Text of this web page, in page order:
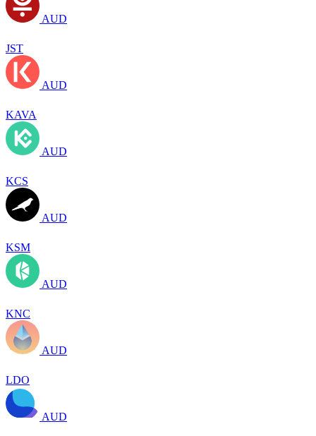
AUD
JST
AUD
KAVA
AUD
KCS
AUD
KSM
AUD
KNC
AUD
LDO
AUD